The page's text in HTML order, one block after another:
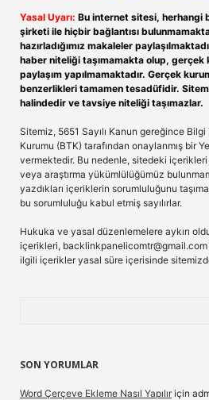
Yasal Uyarı: Bu internet sitesi, herhangi
şirketi ile hiçbir bağlantısı
hazırladığımız makaleler
haber niteliği taşımamakta olup, gerçek
paylaşım yapılmamaktadır. Gerçek
benzerlikleri tamamen tesadüfidir.
halindedir ve tavsiye niteliği taşımazlar.
Sitemiz, 5651 Sayılı Kanun gereğince
Kurumu (BTK) tarafından onaylanmış bir
vermektedir. Bu nedenle, sitedeki
veya araştırma yükümlülüğümüz
yazdıkları içeriklerin sorumluluğunu
bu sorumluluğu kabul etmiş sayılırlar.
Hukuka ve yasal düzenlemelere aykırı
içerikleri, backlinkpanelicomtr@gmail.com
ilgili içerikler yasal süre içerisinde
SON YORUMLAR
Word Çerçeve Ekleme Nasıl Yapılır için